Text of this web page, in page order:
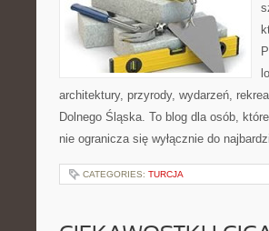
architektury, przyrody, wydarzeń,
Dolnego Śląska. To blog dla osób,
nie ogranicza się wyłącznie do
CATEGORIES: TURCJA